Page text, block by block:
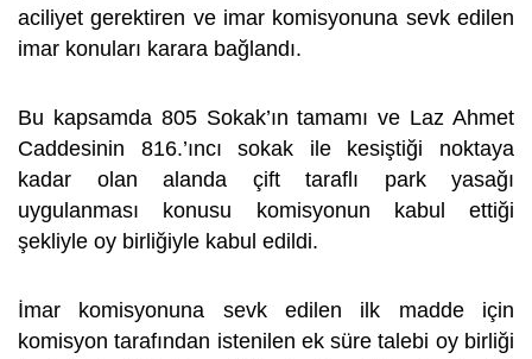
aciliyet gerektiren ve imar komisyonuna sevk edilen
imar konuları karara bağlandı.
Bu kapsamda 805 Sokak’ın tamamı ve Laz Ahmet
Caddesinin 816.’ıncı sokak ile kesiştiği noktaya
kadar olan alanda çift taraflı park yasağı
uygulanması konusu komisyonun kabul ettiği
şekliyle oy birliğiyle kabul edildi.
İmar komisyonuna sevk edilen ilk madde için
komisyon tarafından istenilen ek süre talebi oy birliği